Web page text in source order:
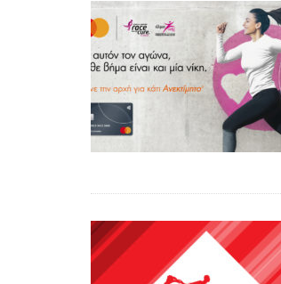
Υγιεινό κέικ λεμονιού με
παπαρουνόσπορο και μύρτιλα